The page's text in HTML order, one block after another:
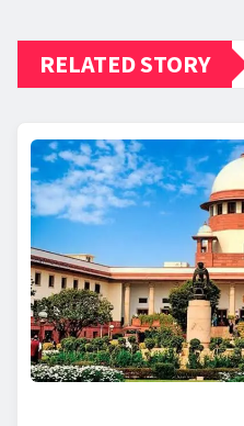
RELATED STORY